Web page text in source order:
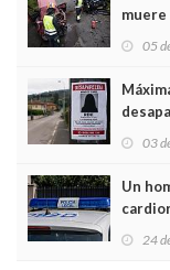
muere
frontal
05
03
Un
Local
24